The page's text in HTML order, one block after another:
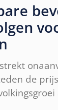
de